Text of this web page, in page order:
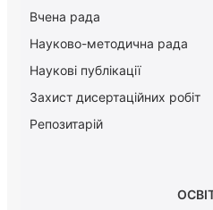
Вчена рада
Науково-методична рада
Наукові публікації
Захист дисертаційних робіт
Репозитарій